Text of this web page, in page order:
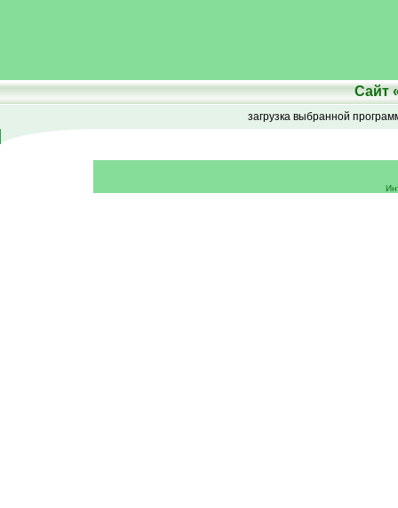
Сайт
загрузка выбранной